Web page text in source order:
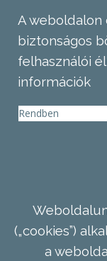
A weboldalon
biztonságos
felhasználói
információk
Rendben
(„cookies”)
a